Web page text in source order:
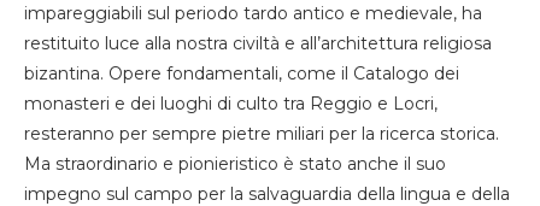
impareggiabili sul periodo tardo antico e medievale, ha
restituito luce alla nostra civiltà e all’architettura religiosa
bizantina. Opere fondamentali, come il Catalogo dei
monasteri e dei luoghi di culto tra Reggio e Locri,
resteranno per sempre pietre miliari per la ricerca storica.
Ma straordinario e pionieristico è stato anche il suo
impegno sul campo per la salvaguardia della lingua e della